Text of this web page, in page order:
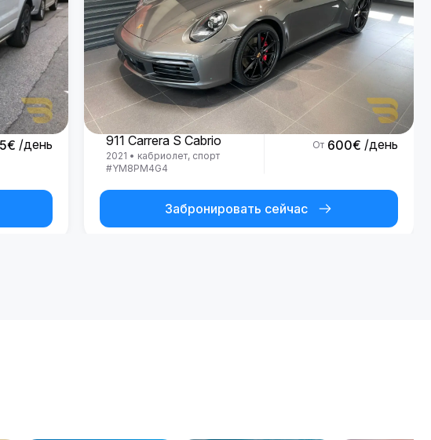
€ /день
Porsche
911 Carrera S Cabrio
2021 • кабриолет, спорт
#YM8PM4G4
От 600€ /день
Забронировать сейчас